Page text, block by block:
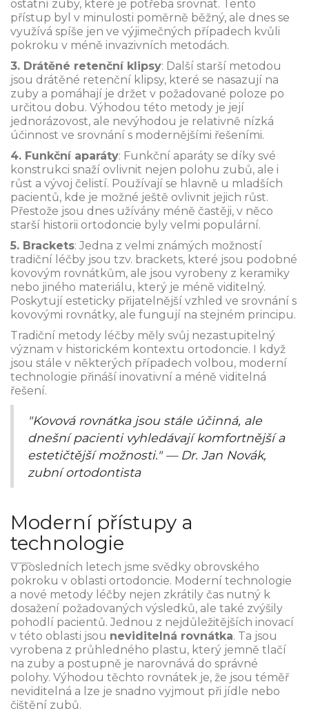
ostatní zuby, které je potřeba srovnat. Tento
přístup byl v minulosti poměrně běžný, ale dnes se
využívá spíše jen ve výjimečných případech kvůli
pokroku v méně invazivních metodách.
3. Drátěné retenční klipsy: Další starší metodou
jsou drátěné retenční klipsy, které se nasazují na
zuby a pomáhají je držet v požadované poloze po
určitou dobu. Výhodou této metody je její
jednorázovost, ale nevýhodou je relativně nízká
účinnost ve srovnání s modernějšími řešeními.
4. Funkční aparáty: Funkční aparáty se díky své
konstrukci snaží ovlivnit nejen polohu zubů, ale i
růst a vývoj čelistí. Používají se hlavně u mladších
pacientů, kde je možné ještě ovlivnit jejich růst.
Přestože jsou dnes užívány méně častěji, v něco
starší historii ortodoncie byly velmi populární.
5. Brackets: Jedna z velmi známých možností
tradiční léčby jsou tzv. brackets, které jsou podobné
kovovým rovnátkům, ale jsou vyrobeny z keramiky
nebo jiného materiálu, který je méně viditelný.
Poskytují esteticky přijatelnější vzhled ve srovnání s
kovovými rovnátky, ale fungují na stejném principu.
Tradiční metody léčby měly svůj nezastupitelný
význam v historickém kontextu ortodoncie. I když
jsou stále v některých případech volbou, moderní
technologie přináší inovativní a méně viditelná
řešení.
"Kovová rovnátka jsou stále účinná, ale
dnešní pacienti vyhledávají komfortnější a
estetičtější možnosti." — Dr. Jan Novák,
zubní ortodontista
Moderní přístupy a
technologie
V posledních letech jsme svědky obrovského
pokroku v oblasti ortodoncie. Moderní technologie
a nové metody léčby nejen zkrátily čas nutný k
dosažení požadovaných výsledků, ale také zvýšily
pohodlí pacientů. Jednou z nejdůležitějších inovací
v této oblasti jsou neviditelná rovnátka. Ta jsou
vyrobena z průhledného plastu, který jemně tlačí
na zuby a postupně je narovnává do správné
polohy. Výhodou těchto rovnátek je, že jsou téměř
neviditelná a lze je snadno vyjmout při jídle nebo
čištění zubů.